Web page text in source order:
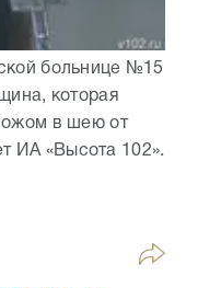
больнице №15
которая
в шею от
ИА «Высота 102».